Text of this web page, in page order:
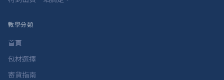
教學分類
首頁
包材選擇
寄貨指南